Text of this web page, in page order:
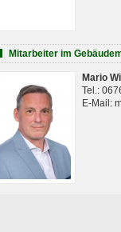
Mitarbeiter im
Mario
Tel.:
E-Mail: